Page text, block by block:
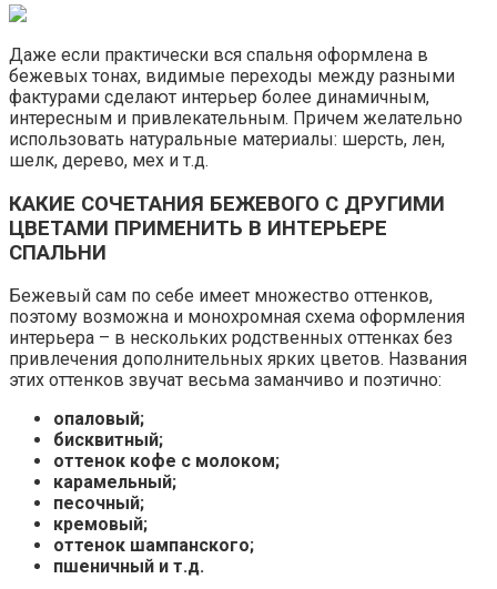
Даже если практически вся спальня оформлена в
бежевых тонах, видимые переходы между разными
фактурами сделают интерьер более динамичным,
интересным и привлекательным. Причем желательно
использовать натуральные материалы: шерсть, лен,
шелк, дерево, мех и т.д.
КАКИЕ СОЧЕТАНИЯ БЕЖЕВОГО С ДРУГИМИ
ЦВЕТАМИ ПРИМЕНИТЬ В ИНТЕРЬЕРЕ
СПАЛЬНИ
Бежевый сам по себе имеет множество оттенков,
поэтому возможна и монохромная схема оформления
интерьера – в нескольких родственных оттенках без
привлечения дополнительных ярких цветов. Названия
этих оттенков звучат весьма заманчиво и поэтично:
опаловый;
бисквитный;
оттенок кофе с молоком;
карамельный;
песочный;
кремовый;
оттенок шампанского;
пшеничный и т.д.